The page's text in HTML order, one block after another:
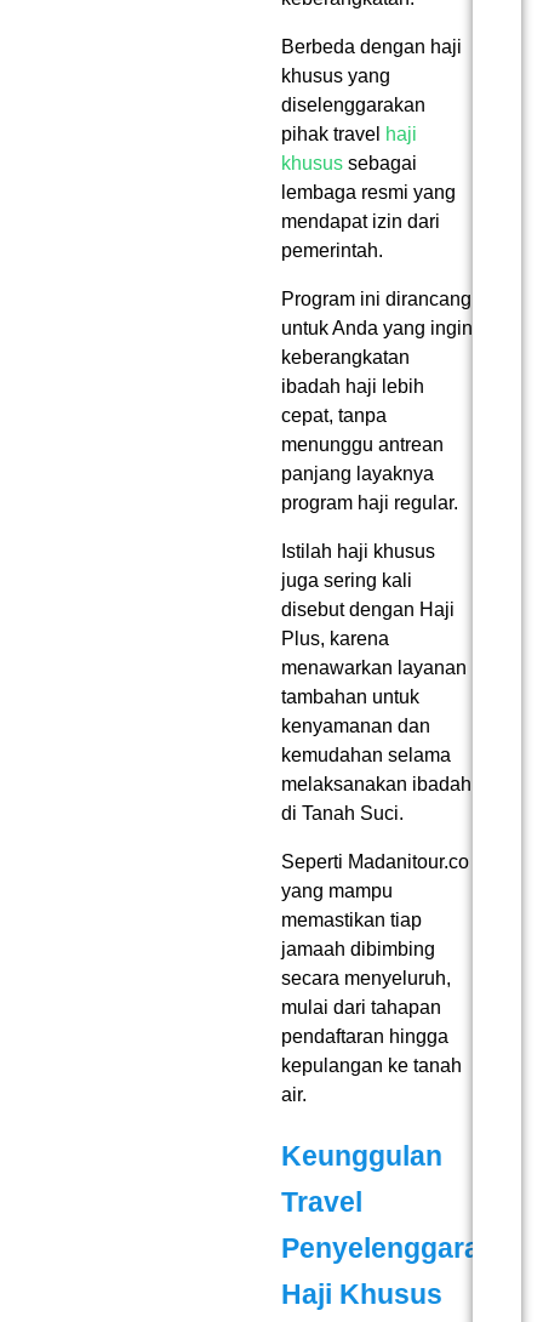
Berbeda dengan haji
khusus yang
diselenggarakan
pihak travel haji
khusussebagai
lembaga resmi yang
mendapat izin dari
pemerintah.
Program ini dirancang
untuk Anda yang ingin
keberangkatan
ibadah haji lebih
cepat, tanpa
menunggu antrean
panjang layaknya
program haji regular.
Istilah haji khusus
juga sering kali
disebut dengan Haji
Plus, karena
menawarkan layanan
tambahan untuk
kenyamanan dan
kemudahan selama
melaksanakan ibadah
di Tanah Suci.
Seperti Madanitour.co
yang mampu
memastikan tiap
jamaah dibimbing
secara menyeluruh,
mulai dari tahapan
pendaftaran hingga
kepulangan ke tanah
air.
Keunggulan
Travel
Penyelenggara
Haji Khusus